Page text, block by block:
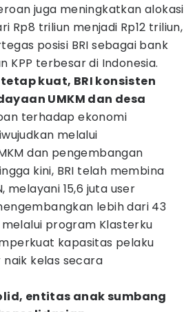
juga meningkatkan alokasi
Rp8 triliun menjadi Rp12 triliun,
posisi BRI sebagai bank
KPP terbesar di Indonesia.
kuat, BRI konsisten
UMKM dan desa
terhadap ekonomi
melalui
dan pengembangan
kini, BRI telah membina
melayani 15,6 juta user
lebih dari 43
program Klasterku
kapasitas pelaku
kelas secara
entitas anak sumbang